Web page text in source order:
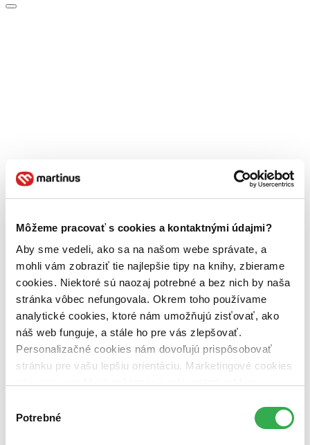
Môžeme pracovať s cookies a kontaktnými údajmi?
Aby sme vedeli, ako sa na našom webe správate, a
mohli vám zobraziť tie najlepšie tipy na knihy, zbierame
cookies. Niektoré sú naozaj potrebné a bez nich by naša
stránka vôbec nefungovala. Okrem toho používame
analytické cookies, ktoré nám umožňujú zisťovať, ako
náš web funguje, a stále ho pre vás zlepšovať.
Personalizačné cookies nám dovoľujú prispôsobovať
stránku pre vašu lepšiu orientáciu. Marketingové cookies
nám pomohlo, keby sme mohli používať všetky tieto
súhlasu
Potrebné